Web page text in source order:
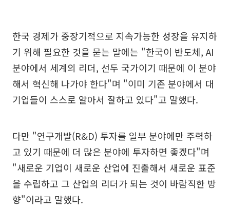
한국 경제가 중장기적으로 지속가능한 성장을 유지하
기 위해 필요한 것을 묻는 말에는 "한국이 반도체, AI
분야에서 세계의 리더, 선두 국가이기 때문에 이 분야
해서 혁신해 나가야 한다"며 "이미 기존 분야에서 대
기업들이 스스로 알아서 잘하고 있다"고 말했다.
다만 "연구개발(R&D) 투자를 일부 분야에만 주력하
고 있기 때문에 더 많은 분야에 투자하면 좋겠다"며
"새로운 기업이 새로운 산업에 진출해서 새로운 표준
을 수립하고 그 산업의 리더가 되는 것이 바람직한 방
향"이라고 말했다.